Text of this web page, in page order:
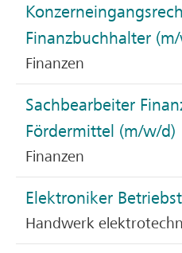
Finanzbuchhalter
Finanzen
Sachbearbeiter
Fördermittel (m/w/d)
Finanzen
Elektroniker
Handwerk